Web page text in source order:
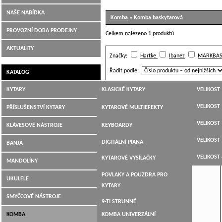
Komba » Komba baskytarová
Celkem nalezeno 1 produktů
Značky: Hartke Ibanez
Řadit podle:
NAŠE NABÍDKA
PROVOZNÍ DOBA PRODEJNY
AKTUALITY
KATALOG
KYTARY KLASICKÉ KYTARY
JUMBO,
12-TI STRUNNÉ
9-TI STRUNNÉ
PŘÍSLUŠENSTVÍ KYTARY KYTAROVÉ MULTIEFEKTY
LADIČKY
KYTAROVÉ KABELY
KYTAROVÉ VYSÍLAČKY
POVLAKY A POUZDRA PRO
KYTARY
KLÁVESOVÉ NÁSTROJE KEYBOARDY
DIGITÁLNÍ PIANA
BANJA
MANDOLÍNY
UKULELE
SMYČCOVÉ NÁSTROJE
KOMBA KOMBA UNIVERZÁLNÍ